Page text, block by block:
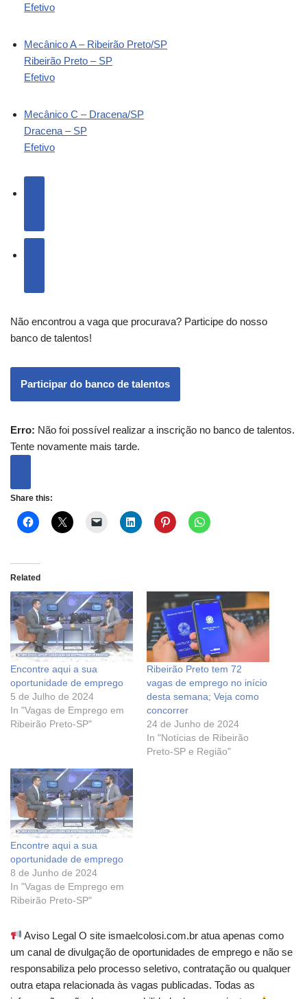
Efetivo
Mecânico A – Ribeirão Preto/SP
Ribeirão Preto – SP
Efetivo
Mecânico C – Dracena/SP
Dracena – SP
Efetivo
Não encontrou a vaga que procurava? Participe do nosso
banco de talentos!
Participar do banco de talentos
Erro: Não foi possível realizar a inscrição no banco de talentos.
Tente novamente mais tarde.
Share this:
Related
Encontre aqui a sua
oportunidade de emprego
5 de Julho de 2024
In "Vagas de Emprego em
Ribeirão Preto-SP"
Ribeirão Preto tem 72
vagas de emprego no início
desta semana; Veja como
concorrer
24 de Junho de 2024
In "Notícias de Ribeirão
Preto-SP e Região"
Encontre aqui a sua
oportunidade de emprego
8 de Junho de 2024
In "Vagas de Emprego em
Ribeirão Preto-SP"
Aviso Legal O site ismaelcolosi.com.br atua apenas como
um canal de divulgação de oportunidades de emprego e não se
responsabiliza pelo processo seletivo, contratação ou qualquer
outra etapa relacionada às vagas publicadas. Todas as